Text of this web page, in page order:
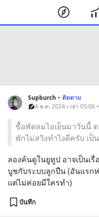
Supburch • ติดตาม
4 พ.ค. 2024 เวลา 05:06
ซื้อพัดลมไอเย็นมาวันนี้
พักไม่สวิงทำไงดีครับ เป็
ลองค้นดูในยูทูป อาจเป็นเ
บูชกับระบบลูกปืน (อันแรก
แต่ไม่ค่อยมีใครทำ)
บันทึก